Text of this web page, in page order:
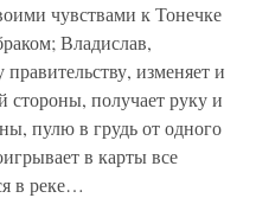
чувствами к Тонечке
Владислав,
изменяет и
стороны, получает руку и
пулю в грудь от одного
в карты все
в реке…